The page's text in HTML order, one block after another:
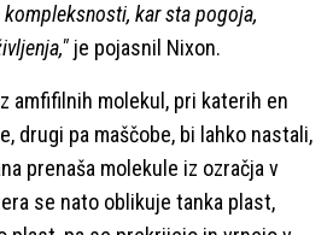
kar sta pogoja,
je pojasnil Nixon.
amfifilnih molekul, pri katerih en
drugi pa maščobe, bi lahko nastali,
prenaša molekule iz ozračja v
se nato oblikuje tanka plast,